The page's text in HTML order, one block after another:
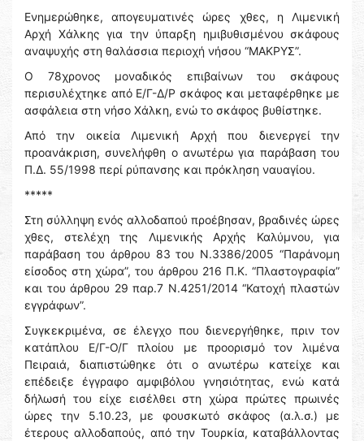
Ενημερώθηκε, απογευματινές ώρες χθες, η Λιμενική
Αρχή Χάλκης για την ύπαρξη ημιβυθισμένου σκάφους
αναψυχής στη θαλάσσια περιοχή νήσου “ΜΑΚΡΥΣ”.
Ο 78χρονος μοναδικός επιβαίνων του σκάφους
περισυλέχτηκε από Ε/Γ-Δ/Ρ σκάφος και μεταφέρθηκε με
ασφάλεια στη νήσο Χάλκη, ενώ το σκάφος βυθίστηκε.
Από την οικεία Λιμενική Αρχή που διενεργεί την
προανάκριση, συνελήφθη ο ανωτέρω για παράβαση του
Π.Δ. 55/1998 περί ρύπανσης και πρόκληση ναυαγίου.
*****
Στη σύλληψη ενός αλλοδαπού προέβησαν, βραδινές ώρες
χθες, στελέχη της Λιμενικής Αρχής Καλύμνου, για
παράβαση του άρθρου 83 του Ν.3386/2005 “Παράνομη
είσοδος στη χώρα”, του άρθρου 216 Π.Κ. “Πλαστογραφία”
και του άρθρου 29 παρ.7 Ν.4251/2014 “Κατοχή πλαστών
εγγράφων”.
Συγκεκριμένα, σε έλεγχο που διενεργήθηκε, πριν τον
κατάπλου Ε/Γ-Ο/Γ πλοίου με προορισμό τον λιμένα
Πειραιά, διαπιστώθηκε ότι ο ανωτέρω κατείχε και
επέδειξε έγγραφο αμφιβόλου γνησιότητας, ενώ κατά
δήλωσή του είχε εισέλθει στη χώρα πρώτες πρωινές
ώρες την 5.10.23, με φουσκωτό σκάφος (α.λ.σ.) με
έτερους αλλοδαπούς, από την Τουρκία, καταβάλλοντας